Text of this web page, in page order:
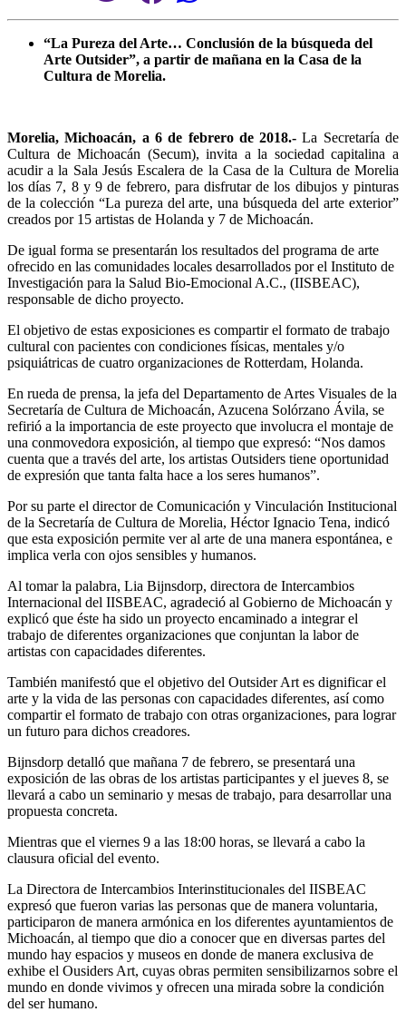
“La Pureza del Arte… Conclusión de la búsqueda del
Arte Outsider”, a partir de mañana en la Casa de la
Cultura de Morelia.
Morelia, Michoacán, a 6 de febrero de 2018.- La Secretaría de
Cultura de Michoacán (Secum), invita a la sociedad capitalina a
acudir a la Sala Jesús Escalera de la Casa de la Cultura de Morelia
los días 7, 8 y 9 de febrero, para disfrutar de los dibujos y pinturas
de la colección “La pureza del arte, una búsqueda del arte exterior”
creados por 15 artistas de Holanda y 7 de Michoacán.
De igual forma se presentarán los resultados del programa de arte
ofrecido en las comunidades locales desarrollados por el Instituto de
Investigación para la Salud Bio-Emocional A.C., (IISBEAC),
responsable de dicho proyecto.
El objetivo de estas exposiciones es compartir el formato de trabajo
cultural con pacientes con condiciones físicas, mentales y/o
psiquiátricas de cuatro organizaciones de Rotterdam, Holanda.
En rueda de prensa, la jefa del Departamento de Artes Visuales de la
Secretaría de Cultura de Michoacán, Azucena Solórzano Ávila, se
refirió a la importancia de este proyecto que involucra el montaje de
una conmovedora exposición, al tiempo que expresó: “Nos damos
cuenta que a través del arte, los artistas Outsiders tiene oportunidad
de expresión que tanta falta hace a los seres humanos”.
Por su parte el director de Comunicación y Vinculación Institucional
de la Secretaría de Cultura de Morelia, Héctor Ignacio Tena, indicó
que esta exposición permite ver al arte de una manera espontánea, e
implica verla con ojos sensibles y humanos.
Al tomar la palabra, Lia Bijnsdorp, directora de Intercambios
Internacional del IISBEAC, agradeció al Gobierno de Michoacán y
explicó que éste ha sido un proyecto encaminado a integrar el
trabajo de diferentes organizaciones que conjuntan la labor de
artistas con capacidades diferentes.
También manifestó que el objetivo del Outsider Art es dignificar el
arte y la vida de las personas con capacidades diferentes, así como
compartir el formato de trabajo con otras organizaciones, para lograr
un futuro para dichos creadores.
Bijnsdorp detalló que mañana 7 de febrero, se presentará una
exposición de las obras de los artistas participantes y el jueves 8, se
llevará a cabo un seminario y mesas de trabajo, para desarrollar una
propuesta concreta.
Mientras que el viernes 9 a las 18:00 horas, se llevará a cabo la
clausura oficial del evento.
La Directora de Intercambios Interinstitucionales del IISBEAC
expresó que fueron varias las personas que de manera voluntaria,
participaron de manera armónica en los diferentes ayuntamientos de
Michoacán, al tiempo que dio a conocer que en diversas partes del
mundo hay espacios y museos en donde de manera exclusiva de
exhibe el Ousiders Art, cuyas obras permiten sensibilizarnos sobre el
mundo en donde vivimos y ofrecen una mirada sobre la condición
del ser humano.